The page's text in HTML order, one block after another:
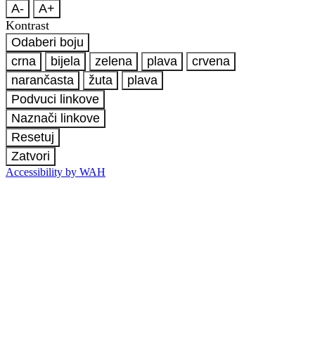
A-
A+
Kontrast
Odaberi boju
crna
bijela zelena plava
crvena
narančasta
žuta
plava
Podvuci linkove
Naznači linkove
Resetuj
Zatvori
Accessibility by WAH